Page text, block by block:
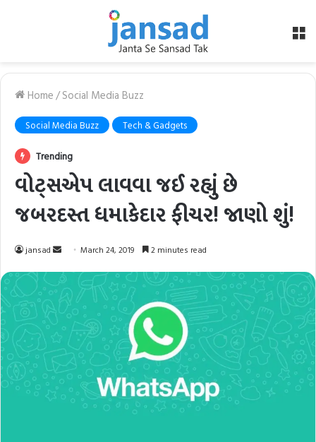
Home/Social Media Buzz
Social Media Buzz Tech & Gadgets
Trending
વોટ્સએપ લાવવા જઈ રહ્યું છે
જબરદસ્ત ધમાકેદાર ફીચર! જાણો શું!
jansad
Send
email
March 24, 2019 2 minutes read